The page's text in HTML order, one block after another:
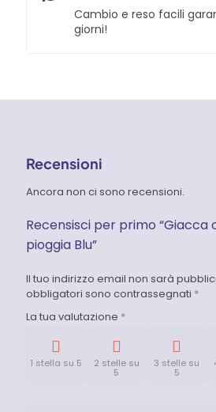
Cambio e reso facili
giorni!
Recensioni
Ancora non ci sono recensioni.
Recensisci per primo “Giacca
pioggia Blu”
Il tuo indirizzo email non sarà
obbligatori sono contrassegnati *
La tua valutazione *
1 stella su 5 2 stelle su
5
3 stelle su
5